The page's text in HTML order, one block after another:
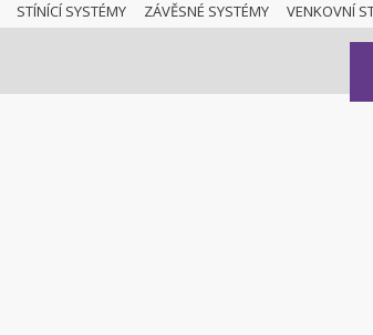
STÍNÍCÍ SYSTÉMY ZÁVĚSNÉ SYSTÉMY VENKOVNÍ